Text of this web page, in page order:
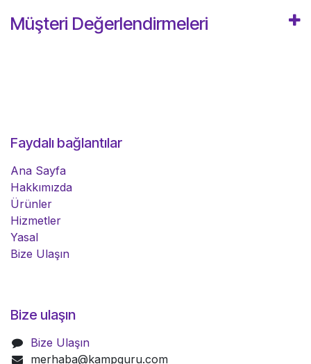
Müşteri Değerlendirmeleri
Faydalı bağlantılar
Ana Sayfa
Hakkımızda
Ürünler
Hizmetler
Yasal
Bize Ulaşın
Bize ulaşın
Bize Ulaşın
merhaba@kampguru.com